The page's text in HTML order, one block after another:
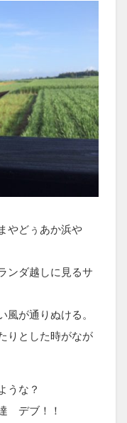
やどぅあか浜や
ンダ越しに見るサ
が通りぬける。
りとした時がなが
うな？
デブ！！